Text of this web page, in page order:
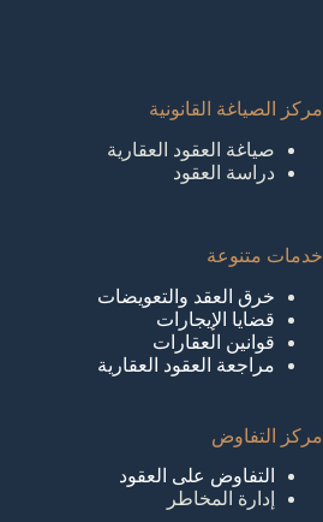
مركز الصياغة القانونية
صياغة العقود العقارية
دراسة العقود
خدمات متنوعة
خرق العقد والتعويضات
قضايا الإيجارات
قوانين العقارات
مراجعة العقود العقارية
مركز التفاوض
التفاوض على العقود
إدارة المخاطر